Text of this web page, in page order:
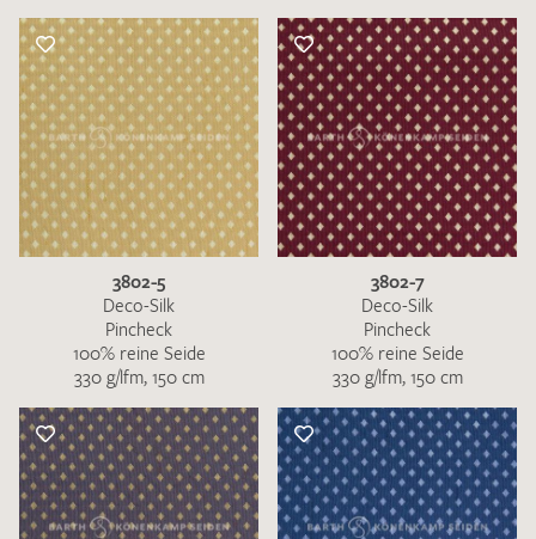
3802-5
Deco-Silk
Pincheck
100% reine Seide
330 g/lfm, 150 cm
3802-7
Deco-Silk
Pincheck
100% reine Seide
330 g/lfm, 150 cm